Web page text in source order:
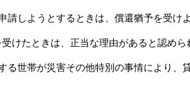
請しようとするときは、償還猶予を受
けたときは、正当な理由があると認め
る世帯が災害その他特別の事情により